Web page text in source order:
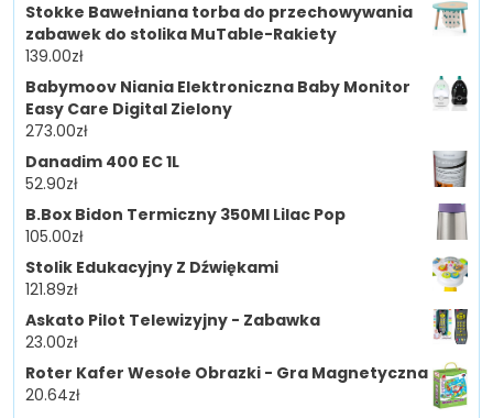
Stokke Bawełniana torba do przechowywania
zabawek do stolika MuTable-Rakiety
139.00zł
Babymoov Niania Elektroniczna Baby Monitor
Easy Care Digital Zielony
273.00zł
Danadim 400 EC 1L
52.90zł
B.Box Bidon Termiczny 350Ml Lilac Pop
105.00zł
Stolik Edukacyjny Z Dźwiękami
121.89zł
Askato Pilot Telewizyjny - Zabawka
23.00zł
Roter Kafer Wesołe Obrazki - Gra Magnetyczna
20.64zł